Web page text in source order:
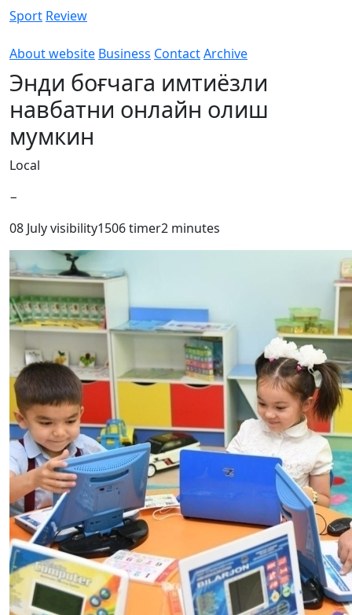
Sport Review
About website Business ContactArchive
Энди боғчага имтиёзли
навбатни онлайн олиш
мумкин
Local
−
08 Julyvisibility1506timer2 minutes